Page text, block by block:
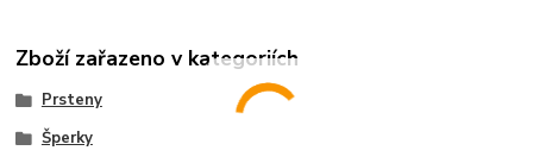
Zboží zařazeno v kategoriích
Prsteny
Šperky